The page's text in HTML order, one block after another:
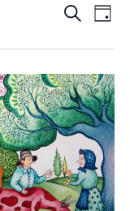
és
Keresett
Nap